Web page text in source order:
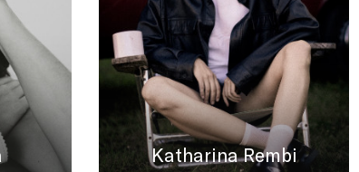
Katharina Rembi